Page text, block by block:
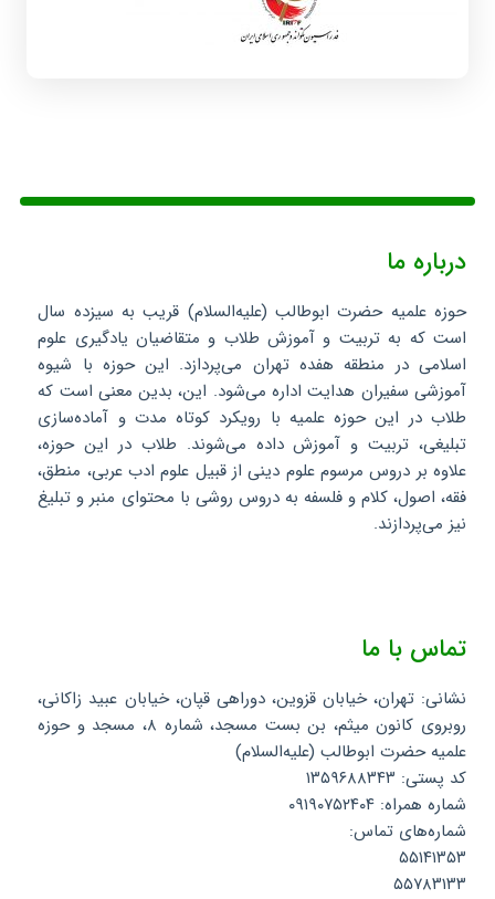
درباره ما
حوزه علمیه حضرت ابوطالب (علیه‌السلام) قریب به سیزده سال
است که به تربیت و آموزش طلاب و متقاضیان یادگیری علوم
اسلامی در منطقه هفده تهران می‌پردازد. این حوزه با شیوه
آموزشی سفیران هدایت اداره می‌شود. این، بدین معنی است که
طلاب در این حوزه علمیه با رویکرد کوتاه مدت و آماده‌سازی
تبلیغی، تربیت و آموزش داده می‌شوند. طلاب در این حوزه،
علاوه بر دروس مرسوم علوم دینی از قبیل علوم ادب عربی، منطق،
فقه، اصول، کلام و فلسفه به دروس روشی با محتوای منبر و تبلیغ
نیز می‌پردازند.
تماس با ما
نشانی: تهران، خیابان قزوین، دوراهی قپان، خیابان عبید زاکانی،
روبروی کانون میثم، بن بست مسجد، شماره ۸، مسجد و حوزه
علمیه حضرت ابوطالب (علیه‌السلام)
کد پستی: ۱۳۵۹۶۸۸۳۴۳
شماره همراه: ۰۹۱۹۰۷۵۲۴۰۴
شماره‌های تماس:
۵۵۱۴۱۳۵۳
۵۵۷۸۳۱۳۳